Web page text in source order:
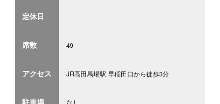
定休日
席数 49
アクセス JR高田馬場駅 早稲田口から徒歩3分
駐車場 なし